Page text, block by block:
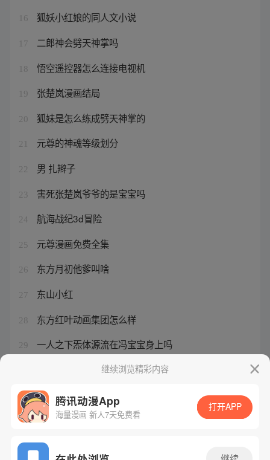
16 狐妖小红娘的同人文小说
17 二郎神会劈天神掌吗
18 悟空遥控器怎么连接电视机
19 张楚岚漫画结局
20 狐妹是怎么练成劈天神掌的
21 元尊的神魂等级划分
22 男 扎辫子
23 害死张楚岚爷爷的是宝宝吗
24 航海战纪3d冒险
25 元尊漫画免费全集
26 东方月初他爹叫啥
27 东山小红
28 东方红叶动画集团怎么样
29 一人之下炁体源流在冯宝宝身上吗
继续浏览精彩内容
腾讯动漫App
海量漫画 新人7天免费看
打开APP
网站备案/许可证号：粤B2-20090059-5